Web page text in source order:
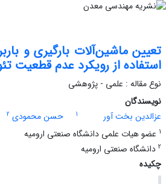
تعیین ماشین‌آلات بارگیری و
استفاده از رویکرد عدم قطعیت
نوع مقاله : علمی - پژوهشی
نویسندگان
عزالدین بخت آور
1 حسن محمودی 2
1 عضو هیات علمی دانشگاه صنعتی ارومیه
2 دانشگاه صنعتی ارومیه
چکیده